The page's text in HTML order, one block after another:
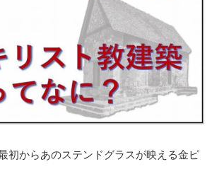
初からあのステンドグラスが映える金ピ